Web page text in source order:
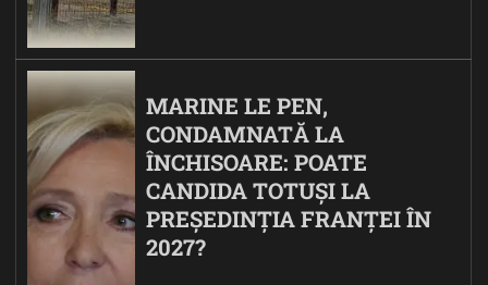
MARINE LE PEN,
CONDAMNATĂ LA
ÎNCHISOARE: POATE
CANDIDA TOTUȘI LA
PREȘEDINȚIA FRANȚEI ÎN
2027?